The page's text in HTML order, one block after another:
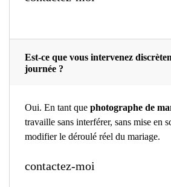
Est-ce que vous intervenez
journée ?
Oui. En tant que photographe de
travaille sans interférer, sans mise en
modifier le déroulé réel du mariage.
contactez-moi